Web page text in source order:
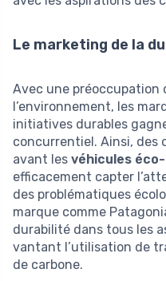
Le marketing de la
Avec une préoccupation
l’environnement, les
initiatives durables
concurrentiel. Ainsi, des
avant les véhicules
efficacement capter
des problématiques
marque comme
durabilité dans tous les
vantant l’utilisation de
de carbone.